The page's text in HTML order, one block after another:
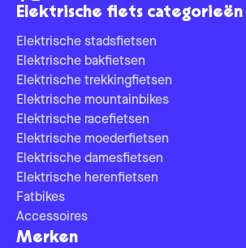
Elektrische fiets categorieën
Elektrische stadsfietsen
Elektrische bakfietsen
Elektrische trekkingfietsen
Elektrische mountainbikes
Elektrische racefietsen
Elektrische moederfietsen
Elektrische damesfietsen
Elektrische herenfietsen
Fatbikes
Accessoires
Merken